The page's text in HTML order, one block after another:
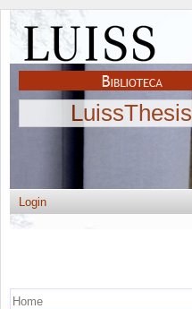
LuissThesis
Login
Home